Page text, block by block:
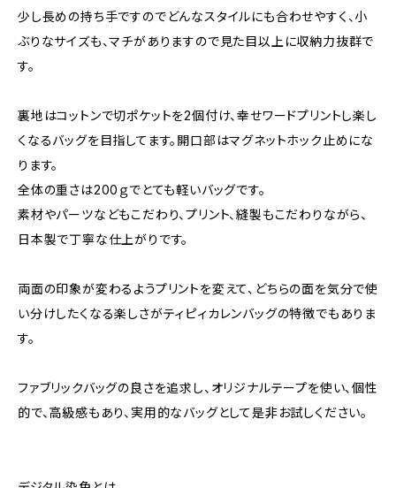
少し長めの持ち手ですのでどんなスタイルにも合わせやすく、小
ぶりなサイズも、マチがありますので見た目以上に収納力抜群で
す。
裏地はコットンで切ポケットを2個付け、幸せワードプリントし楽し
くなるバッグを目指してます。開口部はマグネットホック止めにな
ります。
全体の重さは200ｇでとても軽いバッグです。
素材やパーツなどもこだわり、プリント、縫製もこだわりながら、
日本製で丁寧な仕上がりです。
両面の印象が変わるようプリントを変えて、どちらの面を気分で使
い分けしたくなる楽しさがティピィカレンバッグの特徴でもありま
す。
ファブリックバッグの良さを追求し、オリジナルテープを使い、個性
的で、高級感もあり、実用的なバッグとして是非お試しください。